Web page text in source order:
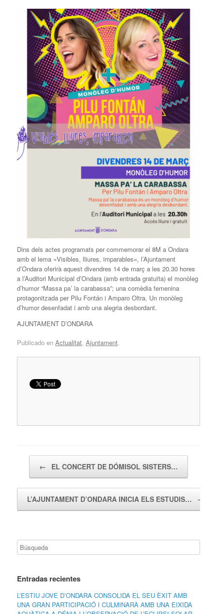
Dins dels actes programats per commemorar el 8M a Ondara
amb el lema «Visibles, lliures, imparables», l’Ajuntament
d’Ondara oferirà aquest divendres 14 de març a les 20.30 hores
a l’Auditori Municipal d’Ondara (amb entrada gratuïta) el monòleg
d’humor “Massa pa’ la carabassa”; una comèdia femenina
protagonitzada per Pilu Fontán i Amparo Oltra. Un monòleg
d’humor desenfadat i amb una alegria desbordant.
AJUNTAMENT D’ONDARA
Publicado en Actualitat, Ajuntament.
← EL CONCERT DE DÓMISOL SISTERS…
L’AJUNTAMENT D’ONDARA INICIA ELS ESTUDIS… →
Entradas recientes
L’ESTIU JOVE D’ONDARA CONSOLIDA EL SEU ÈXIT AMB
UNA GRAN PARTICIPACIÓ I CULMINARÀ AMB UNA EIXIDA